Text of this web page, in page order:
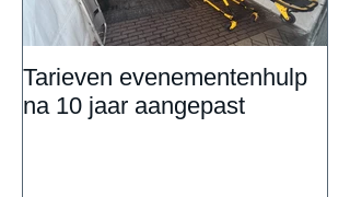
Tarieven evenementenhulp
na 10 jaar aangepast